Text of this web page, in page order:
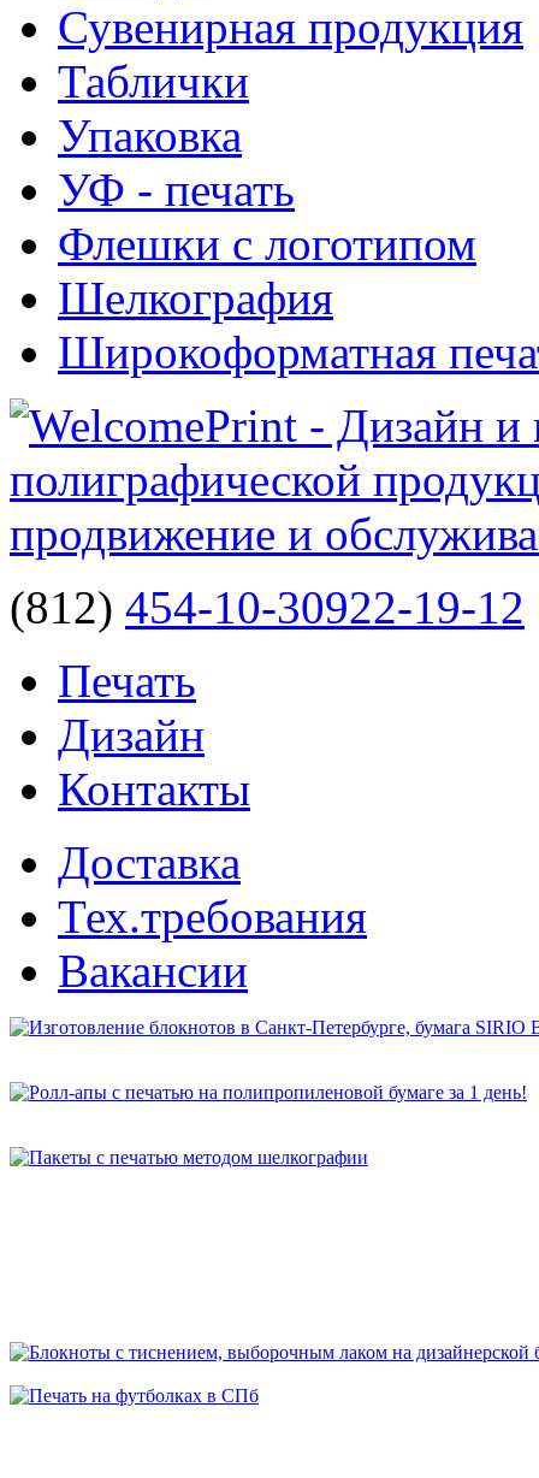
Сувенирная продукция
Таблички
Упаковка
УФ - печать
Флешки с логотипом
Шелкография
Широкоформатная
(812) 454-10-30922-19-12
Печать
Дизайн
Контакты
Доставка
Тех.требования
Вакансии